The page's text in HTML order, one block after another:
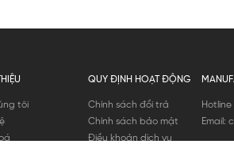
tôi
QUY ĐỊNH HOẠT ĐỘNG
Chính sách đổi trả
Chính sách bảo mật
Điều khoản dịch vụ
Hotline
Email: